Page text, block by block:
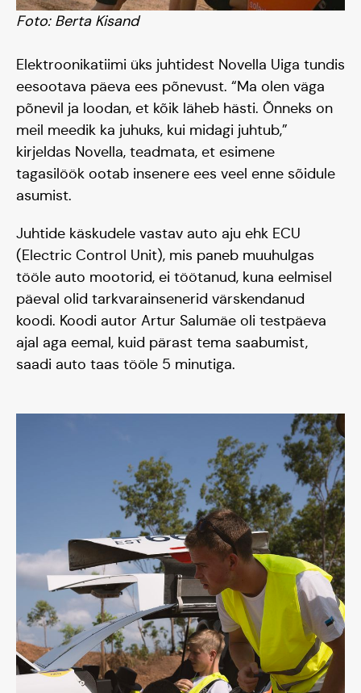
Hooaeg II 22/23
Foto: Berta Kisand
Elektroonikatiimi üks juhtidest Novella Uiga tundis
eesootava päeva ees põnevust. “Ma olen väga
põnevil ja loodan, et kõik läheb hästi. Õnneks on
meil meedik ka juhuks, kui midagi juhtub,”
kirjeldas Novella, teadmata, et esimene
tagasilöök ootab insenere ees veel enne sõidule
asumist.
Juhtide käskudele vastav auto aju ehk ECU
(Electric Control Unit), mis paneb muuhulgas
tööle auto mootorid, ei töötanud, kuna eelmisel
päeval olid tarkvarainsenerid värskendanud
koodi. Koodi autor Artur Salumäe oli testpäeva
ajal aga eemal, kuid pärast tema saabumist,
saadi auto taas tööle 5 minutiga.